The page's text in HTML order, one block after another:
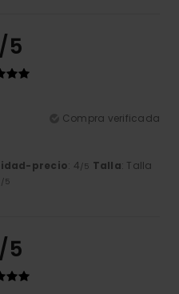
/5
Compra verificada
precio: 4/5 Talla: Talla
/5
/5